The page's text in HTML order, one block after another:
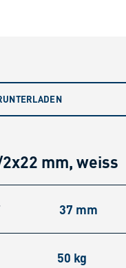
mm, weiss
37 mm
50 kg